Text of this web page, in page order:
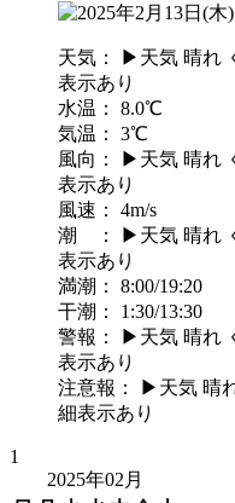
天気： ▶︎天気 晴れ
表示あり
水温： 8.0℃
気温： 3℃
風向：
▶︎天気 晴れ
表示あり
風速： 4m/s
潮 ：
▶︎天気 晴れ
表示あり
満潮： 8:00/19:20
干潮： 1:30/13:30
警報：
▶︎天気 晴れ
表示あり
注意報：
▶︎天気 晴
細表示あり
1
2025年02月